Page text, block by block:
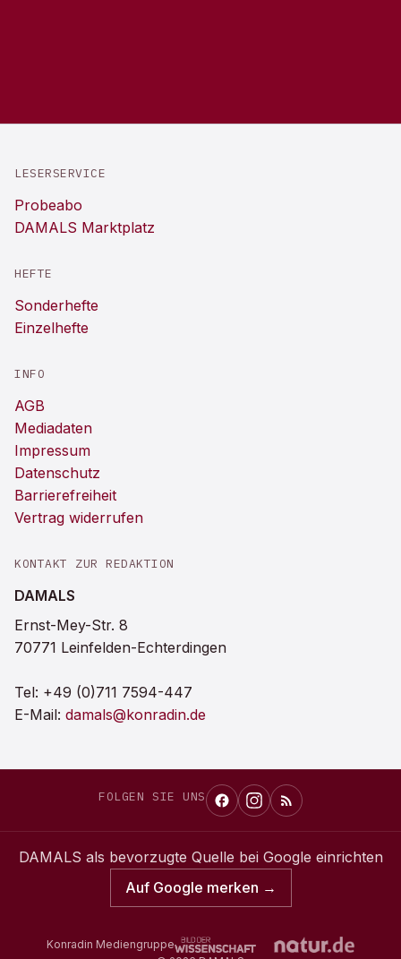
LESERSERVICE
Probeabo
DAMALS Marktplatz
HEFTE
Sonderhefte
Einzelhefte
INFO
AGB
Mediadaten
Impressum
Datenschutz
Barrierefreiheit
Vertrag widerrufen
KONTAKT ZUR REDAKTION
DAMALS
Ernst-Mey-Str. 8
70771 Leinfelden-Echterdingen
Tel: +49 (0)711 7594-447
E-Mail: damals@konradin.de
FOLGEN SIE UNS
DAMALS als bevorzugte Quelle bei Google einrichten
Auf Google merken →
Konradin Mediengruppe